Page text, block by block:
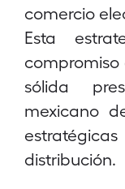
comercio
Esta
sólida
mexicano
distribución.